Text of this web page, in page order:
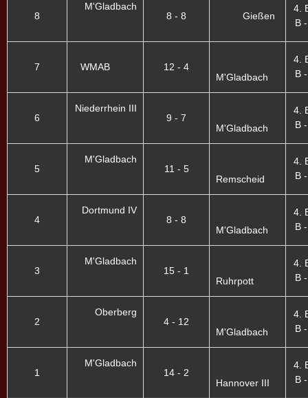
8
M'Gladbach
8 - 8
Gießen
4.
B
7 WMAB
12 - 4
M'Gladbach
4.
B
6
Niederrhein III
9 - 7
M'Gladbach
4.
B
5
M'Gladbach
11 - 5
Remscheid
4.
B
4
Dortmund IV
8 - 8
M'Gladbach
4.
B
3
M'Gladbach
15 - 1
Ruhrpott
4.
B
2
Oberberg
4 - 12
M'Gladbach
4.
B
1
M'Gladbach
14 - 2
Hannover III
4.
B